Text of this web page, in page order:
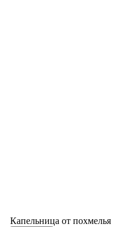
Капельница от похмелья